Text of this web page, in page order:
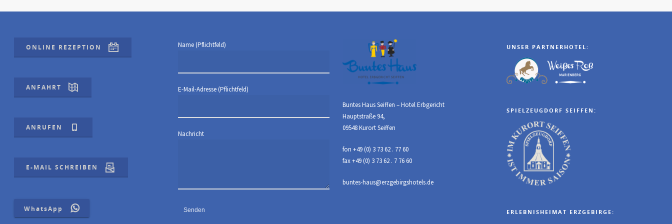
ONLINE REZEPTION
ANFAHRT
ANRUFEN
E-MAIL SCHREIBEN
WhatsApp
Name (Pflichtfeld)
E-Mail-Adresse (Pflichtfeld)
Nachricht
Buntes Haus Seiffen – Hotel Erbgericht
Hauptstraße 94,
09548 Kurort Seiffen
fon +49 (0) 3 73 62 . 77 60
fax +49 (0) 3 73 62 . 7 76 60
buntes-haus@erzgebirgshotels.de
UNSER PARTNERHOTEL:
SPIELZEUGDORF SEIFFEN:
ERLEBNISHEIMAT ERZGEBIRGE: